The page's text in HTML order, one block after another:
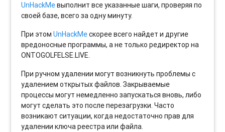
UnHackMeвыполнит все указанные шаги, проверяя по
своей базе, всего за одну минуту.
При этомUnHackMeскорее всего найдет и другие
вредоносные программы, а не только редиректор на
ONTOGOLFELSE.LIVE.
При ручном удалении могут возникнуть проблемы с
удалением открытых файлов. Закрываемые
процессы могут немедленно запускаться вновь, либо
могут сделать это после перезагрузки. Часто
возникают ситуации, когда недостаточно прав для
удалении ключа реестра или файла.